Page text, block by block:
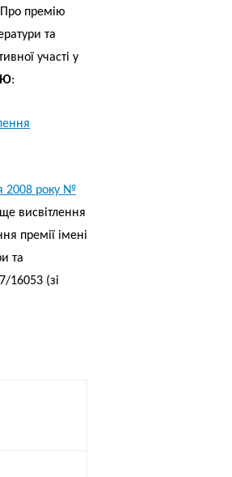
премію
та
участі у
:
2008 року №
висвітлення
премії імені
та
16053 (зі